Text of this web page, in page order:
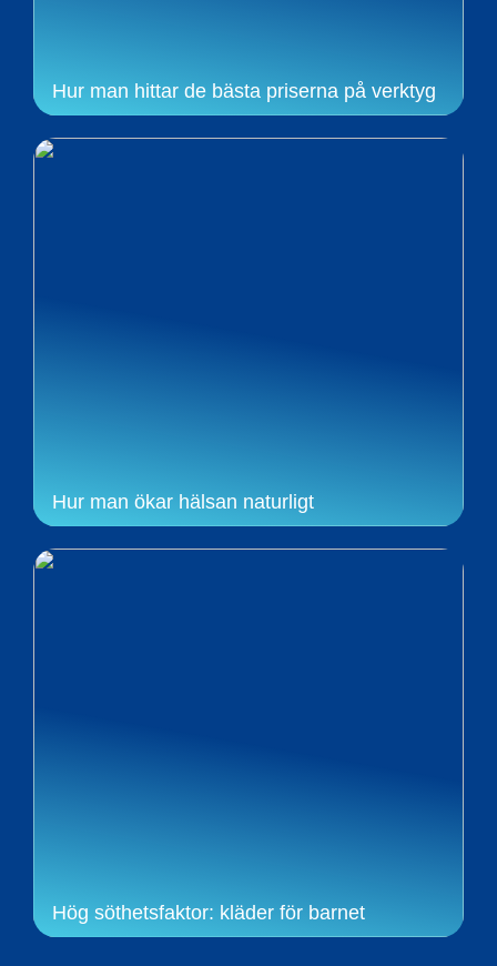
Hur man hittar de bästa priserna på verktyg
Hur man ökar hälsan naturligt
Hög söthetsfaktor: kläder för barnet